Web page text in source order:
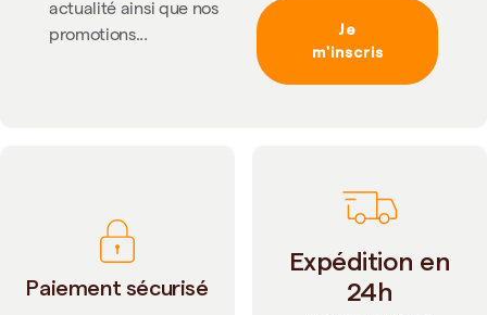
actualité ainsi que nos
promotions...
Je
m'inscris
Paiement sécurisé
Expédition en
24h